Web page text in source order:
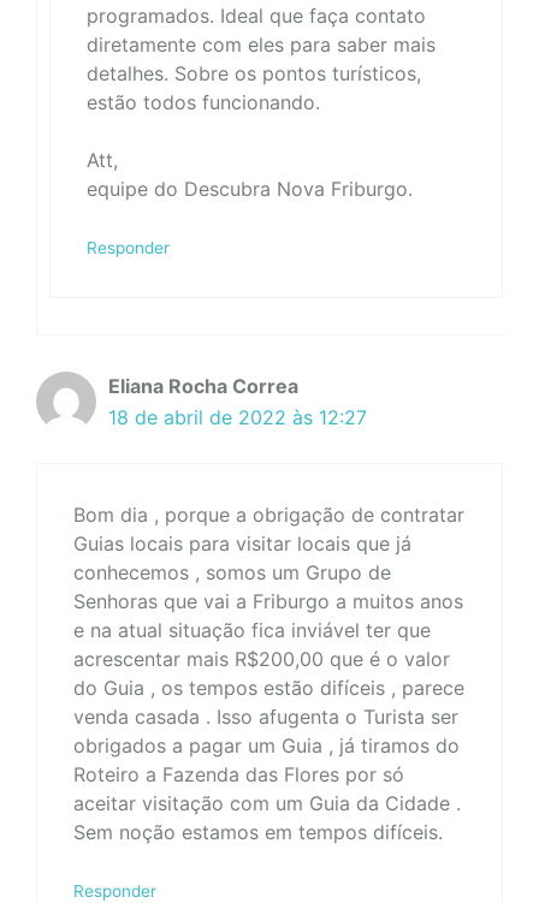
programados. Ideal que faça contato
diretamente com eles para saber mais
detalhes. Sobre os pontos turísticos,
estão todos funcionando.
Att,
equipe do Descubra Nova Friburgo.
Responder
Eliana Rocha Correa
18 de abril de 2022 às 12:27
Bom dia , porque a obrigação de contratar
Guias locais para visitar locais que já
conhecemos , somos um Grupo de
Senhoras que vai a Friburgo a muitos anos
e na atual situação fica inviável ter que
acrescentar mais R$200,00 que é o valor
do Guia , os tempos estão difíceis , parece
venda casada . Isso afugenta o Turista ser
obrigados a pagar um Guia , já tiramos do
Roteiro a Fazenda das Flores por só
aceitar visitação com um Guia da Cidade .
Sem noção estamos em tempos difíceis.
Responder